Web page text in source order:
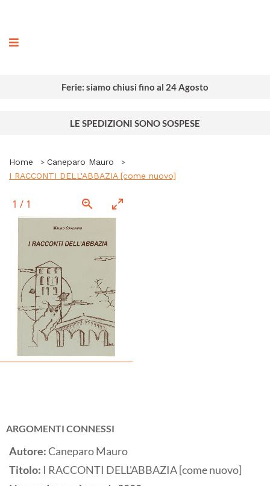
Ferie: siamo chiusi fino al 24 Agosto
LE SPEDIZIONI SONO SOSPESE
Home
Caneparo Mauro
I RACCONTI DELL'ABBAZIA [come nuovo]
1 / 1
ARGOMENTI CONNESSI
Autore:Caneparo Mauro
Titolo: I RACCONTI DELL'ABBAZIA [come nuovo]